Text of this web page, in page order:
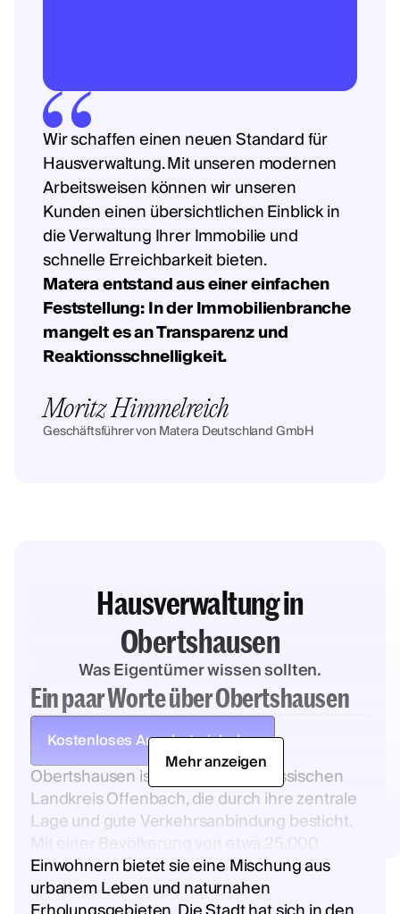
Wir schaffen einen neuen Standard für
Hausverwaltung. Mit unseren modernen
Arbeitsweisen können wir unseren
Kunden einen übersichtlichen Einblick in
die Verwaltung Ihrer Immobilie und
schnelle Erreichbarkeit bieten.
Matera entstand aus einer einfachen
Feststellung: In der Immobilienbranche
mangelt es an Transparenz und
Reaktionsschnelligkeit.
Moritz Himmelreich
Geschäftsführer von Matera Deutschland GmbH
Hausverwaltung in
Obertshausen
Was Eigentümer wissen sollten.
Ein paar Worte über Obertshausen
Kostenloses Angebot einholen
Obertshausen ist eine Stadt im hessischen
Landkreis Offenbach, die durch ihre zentrale
Lage und gute Verkehrsanbindung besticht.
Einwohnern bietet sie eine Mischung aus
urbanem Leben und naturnahen
Mehr anzeigen